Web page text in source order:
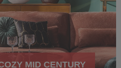
MID CENTURY